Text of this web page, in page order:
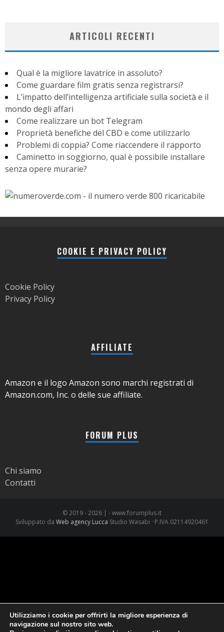
ARTICOLI RECENTI
Qual è la migliore lavatrice in assoluto?
Come guardare film gratis senza registrarsi?
L’impatto dell’intelligenza artificiale sulla società e il
mondo degli affari
Come realizzare un bot Telegram
Proprietà benefiche del CBD e come utilizzarlo
Problemi di coppia? Come riaccendere il rapporto
Caminetto in soggiorno, qual è possibile installare
senza opere murarie?
COOKIE E PRIVACY POLICY
Cookie Policy
Privacy Policy
AFFILIATE
Amazon e il logo Amazon sono marchi registrati di
Amazon.com, Inc. o delle sue affiliate.
FORUM PLUS
Chi siamo
Contatti
© 2019 -2026 | - www.forumplus.it
Sviluppato da Web agency Lucca Studio Wasabi · P.IVA 02114920461
Utilizziamo i cookie per offrirti la migliore esperienza di
navigazione sul nostro sito web.